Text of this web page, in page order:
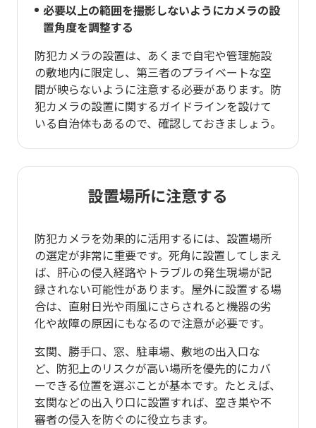
必要以上の範囲を撮影しないようにカメラの設
置角度を調整する
防犯カメラの設置は、あくまで自宅や管理施設
の敷地内に限定し、第三者のプライベートな空
間が映らないように注意する必要があります。防
犯カメラの設置に関するガイドラインを設けて
いる自治体もあるので、確認しておきましょう。
設置場所に注意する
防犯カメラを効果的に活用するには、設置場所
の選定が非常に重要です。死角に設置してしまえ
ば、肝心の侵入経路やトラブルの発生現場が記
録されない可能性があります。屋外に設置する場
合は、直射日光や雨風にさらされると機器の劣
化や故障の原因にもなるので注意が必要です。
玄関、勝手口、窓、駐車場、敷地の出入口な
ど、防犯上のリスクが高い場所を優先的にカバ
ーできる位置を選ぶことが基本です。たとえば、
玄関などの出入り口に設置すれば、空き巣や不
審者の侵入を防ぐのに役立ちます。